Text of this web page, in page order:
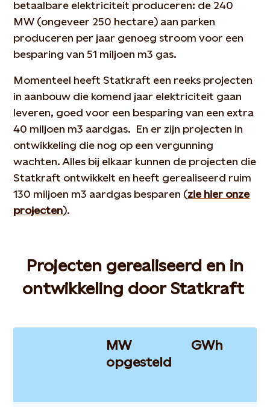
betaalbare elektriciteit produceren: de 240
MW (ongeveer 250 hectare) aan parken
produceren per jaar genoeg stroom voor een
besparing van 51 miljoen m3 gas.
Momenteel heeft Statkraft een reeks projecten
in aanbouw die komend jaar elektriciteit gaan
leveren, goed voor een besparing van een extra
40 miljoen m3 aardgas. En er zijn projecten in
ontwikkeling die nog op een vergunning
wachten. Alles bij elkaar kunnen de projecten die
Statkraft ontwikkelt en heeft gerealiseerd ruim
130 miljoen m3 aardgas besparen (zie hier onze
projecten).
Projecten gerealiseerd en in
ontwikkeling door Statkraft
MW
opgesteld
GWh